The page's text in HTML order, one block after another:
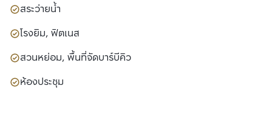
สระว่ายน้ำ
โรงยิม, ฟิตเนส
สวนหย่อม, พื้นที่จัดบาร์บีคิว
ห้องประชุม